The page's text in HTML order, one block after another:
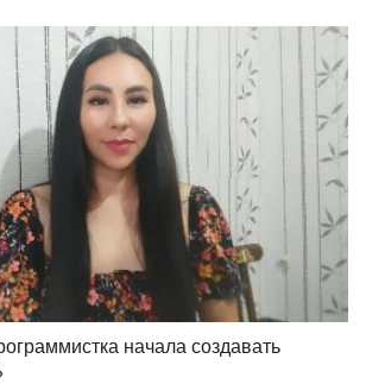
начала создавать